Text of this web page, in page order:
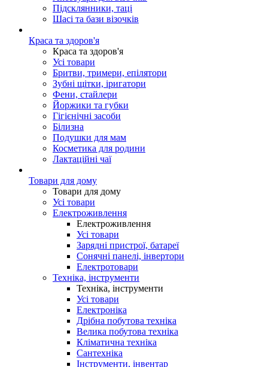
Підсклянники, таці
Шасі та бази візочків
Краса та здоров'я
Краса та здоров'я
Усі товари
Бритви, тримери, епілятори
Зубні щітки, іригатори
Фени, стайлери
Йоржики та губки
Гігієнічні засоби
Білизна
Подушки для мам
Косметика для родини
Лактаційні чаї
Товари для дому
Товари для дому
Усі товари
Електроживлення
Електроживлення
Усі товари
Зарядні пристрої, батареї
Сонячні панелі, інвертори
Електротовари
Техніка, інструменти
Техніка, інструменти
Усі товари
Електроніка
Дрібна побутова техніка
Велика побутова техніка
Кліматична техніка
Сантехніка
Інструменти, інвентар